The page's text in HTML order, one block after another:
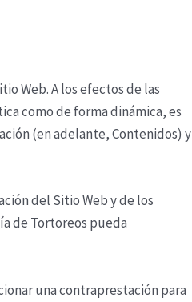
Web. A los efectos de las
como de forma dinámica, es
(en adelante, Contenidos) y
del Sitio Web y de los
de Tortoreos pueda
una contraprestación para